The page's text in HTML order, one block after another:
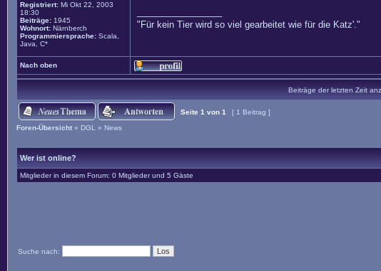
Registriert: Mi Okt 22, 2003
18:30
Beiträge: 1945
Wohnort: Närnberch
Programmiersprache: Scala,
Java, C*
"Für kein Tier wird so viel gearbeitet wie für die Katz'."
Nach oben
Beiträge der letzten Zeit
Seite 1 von 1
[ 1 Beitrag ]
Foren-Übersicht » DGL » News
Wer ist online?
Mitglieder in diesem Forum: 0 Mitglieder und 5 Gäste
Suche nach: